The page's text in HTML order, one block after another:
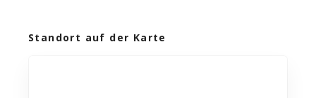
Standort auf der Karte